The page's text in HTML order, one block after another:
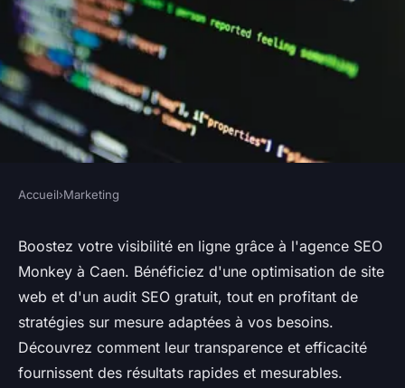
Boostez votre visibilité avec
l'agence seo caen: seo monkey
Nino•3 août 2024•4 min de lecture
Accueil›Marketing
Boostez votre visibilité en ligne grâce à l'agence SEO
Monkey à Caen. Bénéficiez d'une optimisation de site
web et d'un audit SEO gratuit, tout en profitant de
stratégies sur mesure adaptées à vos besoins.
Découvrez comment leur transparence et efficacité
fournissent des résultats rapides et mesurables.